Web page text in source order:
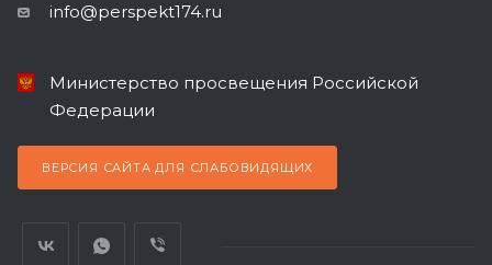
info@perspekt174.ru
Министерство просвещения Российской
Федерации
ВЕРСИЯ САЙТА ДЛЯ СЛАБОВИДЯЩИХ